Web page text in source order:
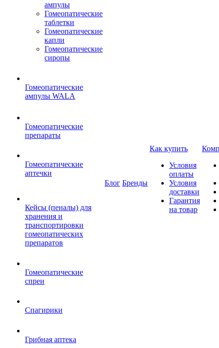
ампулы
Гомеопатические
таблетки
Гомеопатические
капли
Гомеопатические
сиропы
Гомеопатические
ампулы WALA
Гомеопатические
препараты
Гомеопатические
аптечки
Кейсы (пеналы) для
хранения и
транспортировки
гомеопатических
препаратов
Гомеопатические
спреи
Спагирики
Грибная аптека
Блог Бренды
Как купить
Условия
оплаты
Условия
доставки
Гарантия
на товар